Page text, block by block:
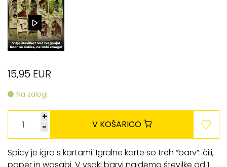
15,95 EUR
Na zalogi
+
-
V KOŠARICO
Spicy je igra s kartami. Igralne karte so treh “barv”: čili,